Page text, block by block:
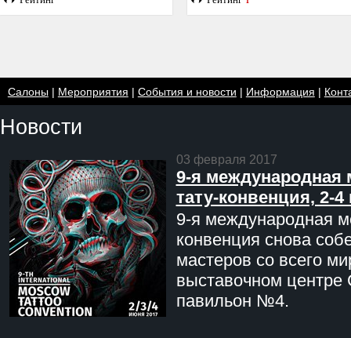
Салоны| Мероприятия | События и новости | Информация |
Новости
03 февраля 2017
9-я международная
тату-конвенция, 2-
9-я международная
конвенция снова
мастеров со всего
выставочном центре
павильон №4.